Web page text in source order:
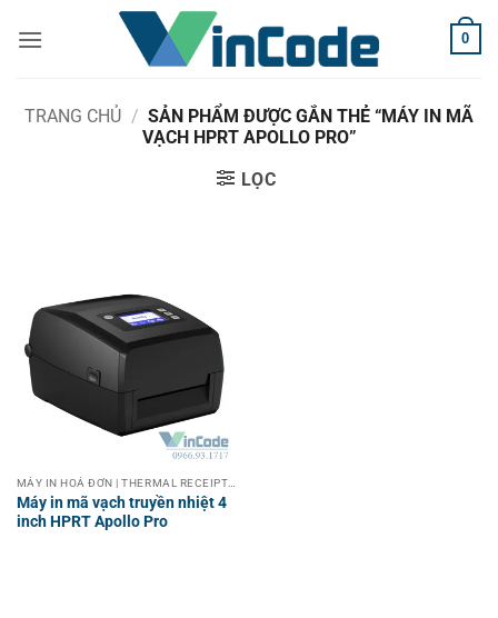
qua
0
TRANG CHỦ / SẢN PHẨM ĐƯỢC GẮN THẺ “MÁY IN MÃ
VẠCH HPRT APOLLO PRO”
LỌC
Máy in mã vạch truyền nhiệt 4
inch HPRT Apollo Pro